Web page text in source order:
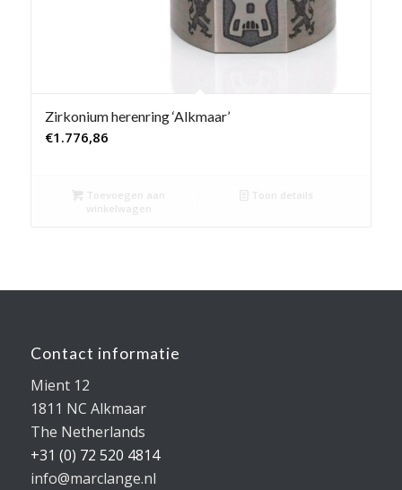
Zirkonium herenring ‘Alkmaar’
€1.776,86
Toevoegen aan
winkelwagen
Toon details
Contact informatie
Mient 12
1811 NC Alkmaar
The Netherlands
+31 (0) 72 520 4814
info@marclange.nl